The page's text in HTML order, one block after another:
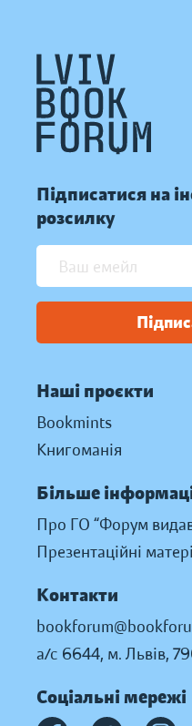
Підписатися на
розсилку
Наші проєкти
Bookmints
Книгоманія
Більше
Про ГО “Форум
Презентаційні
Контакти
а/с 6644, м. Львів,
Соціальні мережі